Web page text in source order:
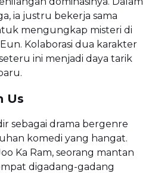
ia justru bekerja sama
mengungkap misteri di
Kolaborasi dua karakter
ini menjadi daya tarik
Us
sebagai drama bergenre
komedi yang hangat.
Ka Ram, seorang mantan
digadang-gadang